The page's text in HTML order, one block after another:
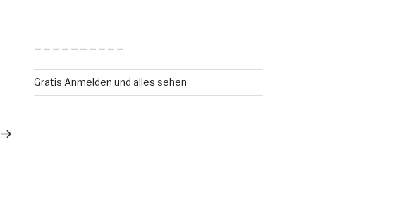
Beitrag
——————————
Gratis Anmelden und alles sehen